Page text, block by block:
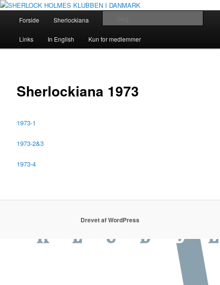
Fortsæt
primært
indholdSHERLOCK HOLMES KLUBBEN I
The Danish Baker Street Irregulars
Forside Sherlockiana
Links In English Kun for medlemmer
Sherlockiana 1973
1973-1
1973-2&3
1973-4
Drevet af WordPress